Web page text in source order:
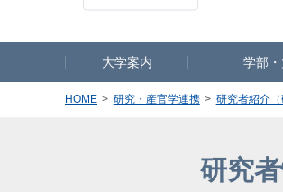
大学案内 学部
HOME 研究・産官学連携 研究者紹介（
研究